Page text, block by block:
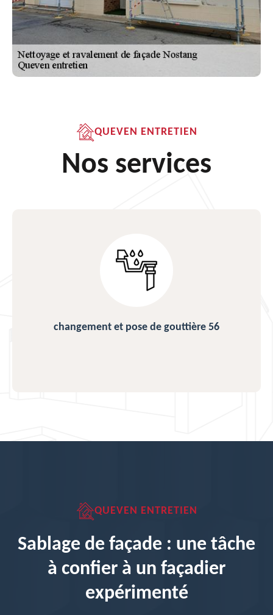
QUEVEN ENTRETIEN
Nos services
changement et pose de gouttière 56
QUEVEN ENTRETIEN
Sablage de façade : une tâche
à confier à un façadier
expérimenté